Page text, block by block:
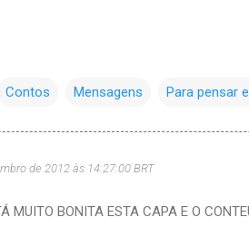
Contos Mensagens Para pensar
de 2012 às 14:27:00 BRT
MUITO BONITA ESTA CAPA E O